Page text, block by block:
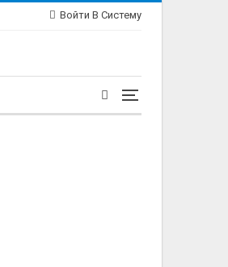
Войти В Систему